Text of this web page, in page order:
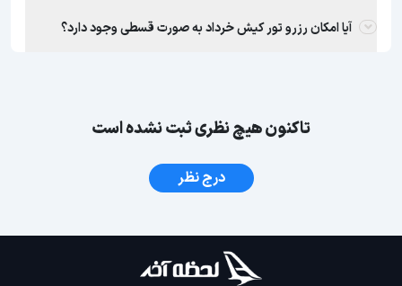
آیا امکان رزرو تور کیش خرداد به صورت قسطی وجود دارد؟
تاکنون هیچ نظری ثبت نشده است
درج نظر